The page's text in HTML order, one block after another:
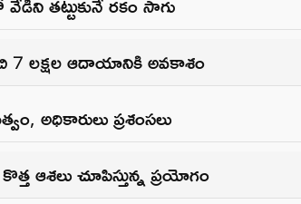
7 లక్షల ఆదాయానికి అవకాశం
అధికారులు ప్రశంసలు
ఆశలు చూపిస్తున్న ప్రయోగం